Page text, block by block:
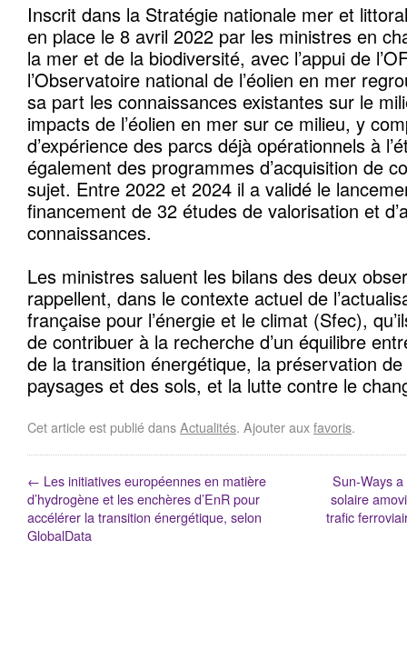
Inscrit dans la Stratégie nationale mer et
en place le 8 avril 2022 par les ministres en
la mer et de la biodiversité, avec l’appui de
l’Observatoire national de l’éolien en mer
sa part les connaissances existantes sur le
impacts de l’éolien en mer sur ce milieu, y
d’expérience des parcs déjà opérationnels à
également des programmes d’acquisition de
sujet. Entre 2022 et 2024 il a validé le
financement de 32 études de valorisation et
connaissances.
Les ministres saluent les bilans des deux
rappellent, dans le contexte actuel de
française pour l’énergie et le climat (Sfec),
de contribuer à la recherche d’un équilibre
de la transition énergétique, la préservation
paysages et des sols, et la lutte contre le
Cet article est publié dansActualités. Ajouter auxfavoris.
← Les initiatives européennes en matière
d’hydrogène et les enchères d’EnR pour
accélérer la transition énergétique, selon
GlobalData
Sun-Ways
solaire
trafic